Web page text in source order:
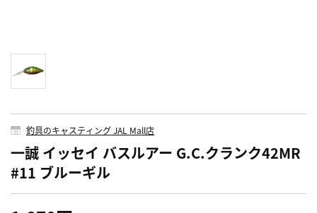
釣具のキャスティング JAL Mall店
一誠 イッセイ バスルアー G.C.クランク42MR
#11 ブルーギル